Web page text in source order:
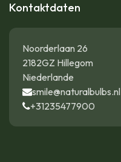
Kontaktdaten
Noorderlaan 26
2182GZ Hillegom
Niederlande
smile@naturalbulbs.nl
+31235477900